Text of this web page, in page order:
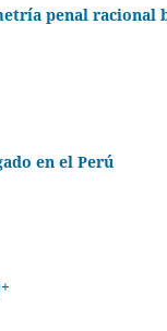
penal racional
en el Perú